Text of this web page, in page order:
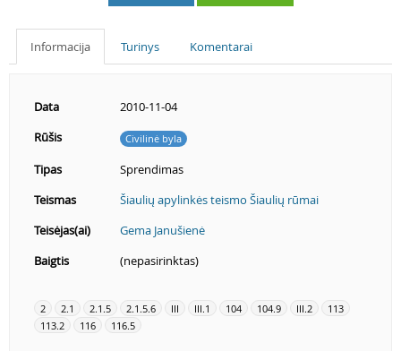
Informacija Turinys Komentarai
Data
2010-11-04
Rūšis
Civilinė byla
Tipas
Sprendimas
Teismas
Šiaulių apylinkės teismo Šiaulių rūmai
Teisėjas(ai)
Gema Janušienė
Baigtis
(nepasirinktas)
2 2.1 2.1.5 2.1.5.6 III III.1 104 104.9 III.2
113
113.2
116 116.5